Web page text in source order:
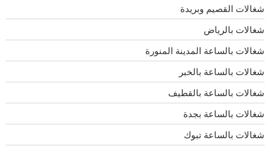
شغالات القصيم وبريدة
شغالات بالرياض
شغالات بالساعة المدينة المنورة
شغالات بالساعة بالخبر
شغالات بالساعة بالقطيف
شغالات بالساعة بجدة
شغالات بالساعة تبوك